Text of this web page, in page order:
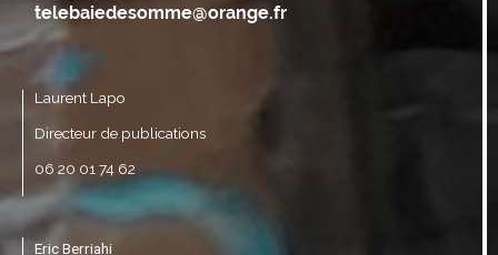
Laurent Lapo
Directeur de publications
06 20 01 74 62
Eric Berriahi